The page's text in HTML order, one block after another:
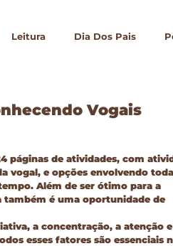
Leitura Dia Dos Pais
Vogais
páginas de atividades, com
vogal, e opções envolvendo
Além de ser ótimo para a
também é uma oportunidade de
a concentração, a atenção
esses fatores são essenciais